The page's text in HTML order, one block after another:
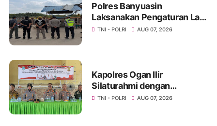
Polres Banyuasin
Laksanakan Pengaturan Lalu
Lintas di Simpang Pintu Tol
TNI - POLRI AUG 07, 2026
Kapolres Ogan Ilir
Silaturahmi dengan
Masyarakat Indralaya Utara,
TNI - POLRI AUG 07, 2026